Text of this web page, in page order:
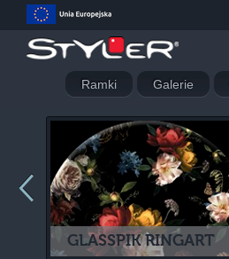
Ramki Galerie
GLASSPIK RINGART